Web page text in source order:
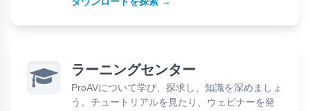
ラーニングセンター
ProAVについて学び、探求し、知識を深めましょ
う。チュートリアルを見たり、ウェビナーを発